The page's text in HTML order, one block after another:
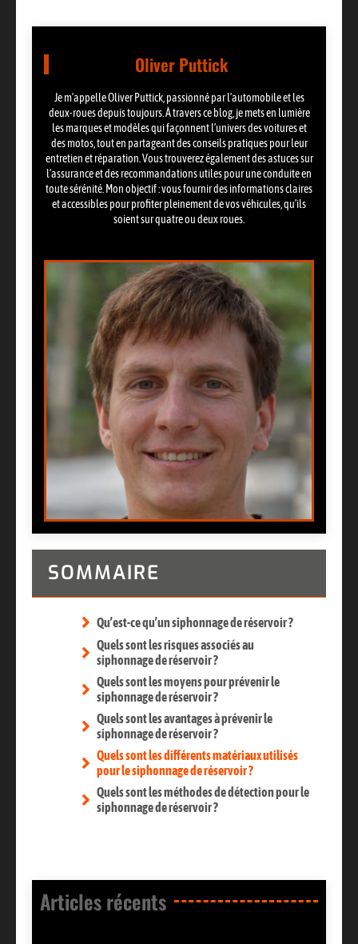
Oliver Puttick
Je m’appelle Oliver Puttick, passionné par l’automobile et les
deux-roues depuis toujours. À travers ce blog, je mets en lumière
les marques et modèles qui façonnent l’univers des voitures et
des motos, tout en partageant des conseils pratiques pour leur
entretien et réparation. Vous trouverez également des astuces sur
l’assurance et des recommandations utiles pour une conduite en
toute sérénité. Mon objectif : vous fournir des informations claires
et accessibles pour profiter pleinement de vos véhicules, qu’ils
soient sur quatre ou deux roues.
SOMMAIRE
Qu’est-ce qu’un siphonnage de réservoir ?
Quels sont les risques associés au
siphonnage de réservoir ?
Quels sont les moyens pour prévenir le
siphonnage de réservoir ?
Quels sont les avantages à prévenir le
siphonnage de réservoir ?
Quels sont les différents matériaux utilisés
pour le siphonnage de réservoir ?
Quels sont les méthodes de détection pour le
siphonnage de réservoir ?
Articles récents​